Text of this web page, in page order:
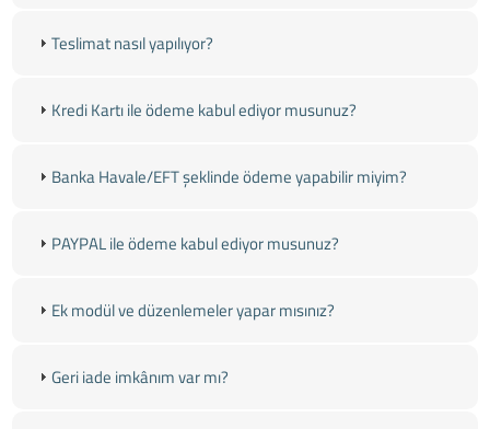
Teslimat nasıl yapılıyor?
Kredi Kartı ile ödeme kabul ediyor musunuz?
Banka Havale/EFT şeklinde ödeme yapabilir miyim?
PAYPAL ile ödeme kabul ediyor musunuz?
Ek modül ve düzenlemeler yapar mısınız?
Geri iade imkânım var mı?